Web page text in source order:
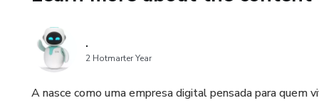
erkennen und dich mit mehr
.
2 Hotmarter Year
A nasce como uma empresa digital pensada para quem